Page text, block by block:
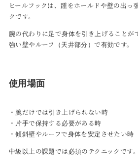
ヒールフックは、踵をホールドや壁の出っ
クです。
腕の代わりに足で身体を引き上げることが
強い壁やルーフ（天井部分）で有効です。
使用場面
・腕だけでは引き上げられない時
・片手で保持する必要がある時
・傾斜壁やルーフで身体を安定させたい時
中級以上の課題では必須のテクニックです。